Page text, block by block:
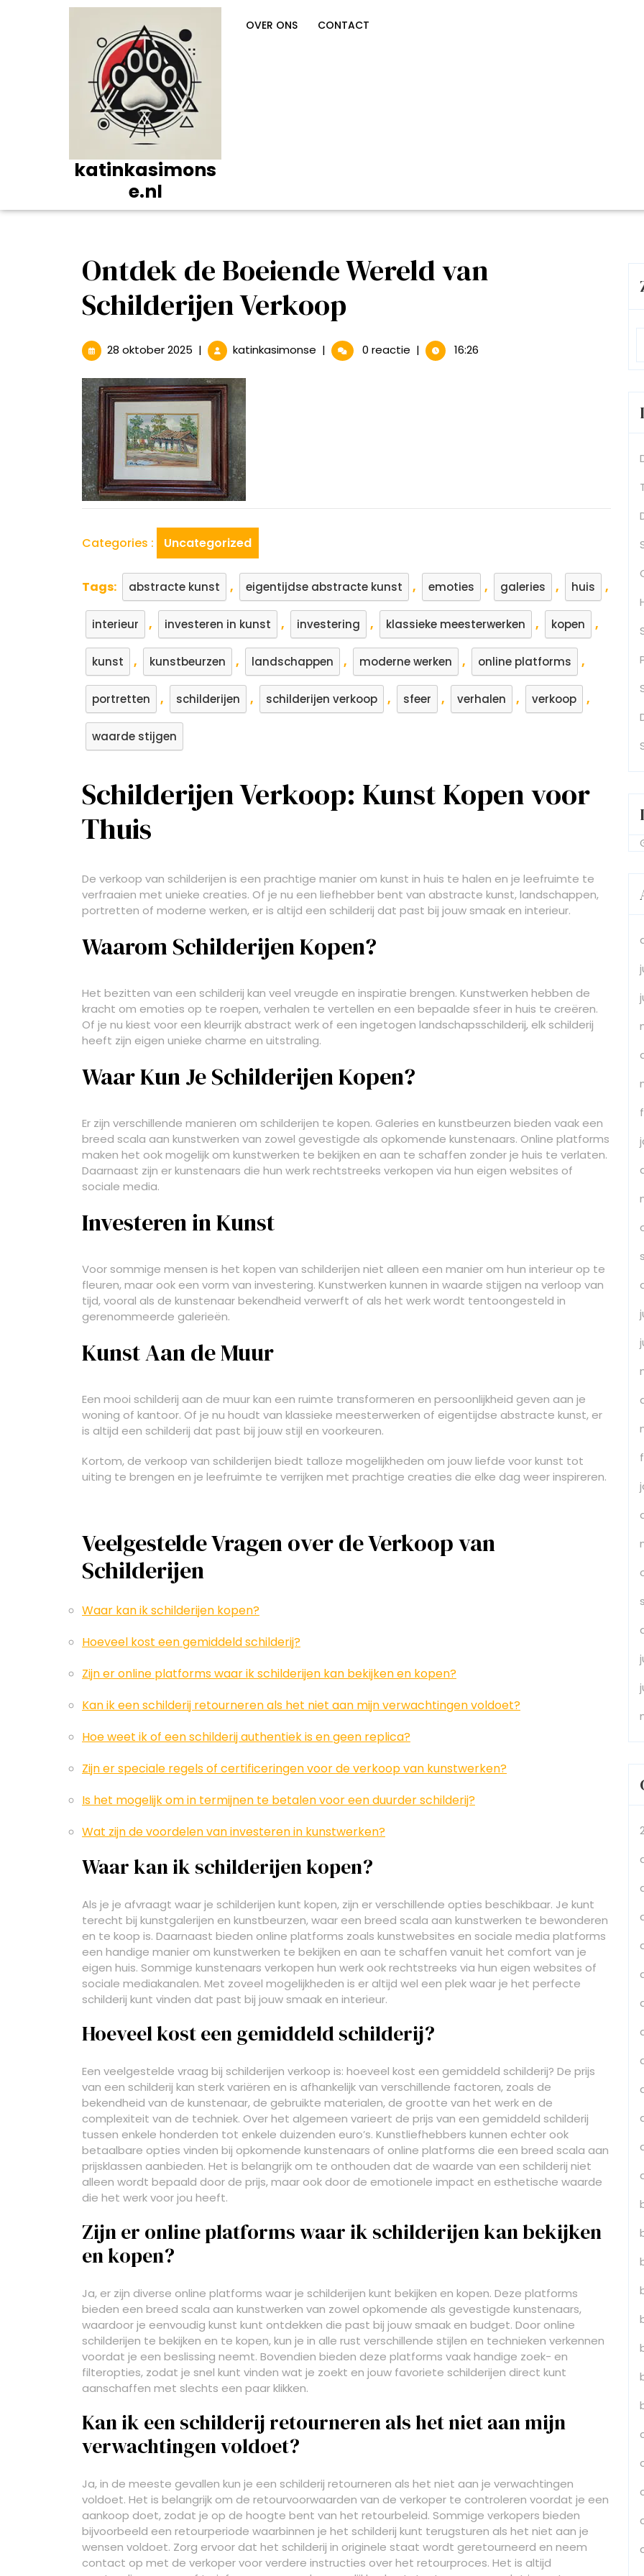
katinkasimons
e.nl
OVER ONS CONTACT
Ontdek de Boeiende Wereld van
Schilderijen Verkoop
28 oktober 2025 28
oktober
2025
| katinkasimonse Ontdek
| 0 reactie | 16:26
Categories : Uncategorized
Tags: abstracte kunst , eigentijdse abstracte kunst , emoties , galeries , huis ,
interieur , investeren in kunst , investering , klassieke meesterwerken , kopen ,
kunst , kunstbeurzen , landschappen , moderne werken , online platforms ,
portretten , schilderijen , schilderijen verkoop , sfeer , verhalen , verkoop ,
waarde stijgen
Schilderijen Verkoop: Kunst Kopen voor
Thuis
De verkoop van schilderijen is een prachtige manier om kunst in huis te halen en je leefruimte te
verfraaien met unieke creaties. Of je nu een liefhebber bent van abstracte kunst, landschappen,
portretten of moderne werken, er is altijd een schilderij dat past bij jouw smaak en interieur.
Waarom Schilderijen Kopen?
Het bezitten van een schilderij kan veel vreugde en inspiratie brengen. Kunstwerken hebben de
kracht om emoties op te roepen, verhalen te vertellen en een bepaalde sfeer in huis te creëren.
Of je nu kiest voor een kleurrijk abstract werk of een ingetogen landschapsschilderij, elk schilderij
heeft zijn eigen unieke charme en uitstraling.
Waar Kun Je Schilderijen Kopen?
Er zijn verschillende manieren om schilderijen te kopen. Galeries en kunstbeurzen bieden vaak een
breed scala aan kunstwerken van zowel gevestigde als opkomende kunstenaars. Online platforms
maken het ook mogelijk om kunstwerken te bekijken en aan te schaffen zonder je huis te verlaten.
Daarnaast zijn er kunstenaars die hun werk rechtstreeks verkopen via hun eigen websites of
sociale media.
Investeren in Kunst
Voor sommige mensen is het kopen van schilderijen niet alleen een manier om hun interieur op te
fleuren, maar ook een vorm van investering. Kunstwerken kunnen in waarde stijgen na verloop van
tijd, vooral als de kunstenaar bekendheid verwerft of als het werk wordt tentoongesteld in
gerenommeerde galerieën.
Kunst Aan de Muur
Een mooi schilderij aan de muur kan een ruimte transformeren en persoonlijkheid geven aan je
woning of kantoor. Of je nu houdt van klassieke meesterwerken of eigentijdse abstracte kunst, er
is altijd een schilderij dat past bij jouw stijl en voorkeuren.
Kortom, de verkoop van schilderijen biedt talloze mogelijkheden om jouw liefde voor kunst tot
uiting te brengen en je leefruimte te verrijken met prachtige creaties die elke dag weer inspireren.
Veelgestelde Vragen over de Verkoop van
Schilderijen
Waar kan ik schilderijen kopen?
Hoeveel kost een gemiddeld schilderij?
Zijn er online platforms waar ik schilderijen kan bekijken en kopen?
Kan ik een schilderij retourneren als het niet aan mijn verwachtingen voldoet?
Hoe weet ik of een schilderij authentiek is en geen replica?
Zijn er speciale regels of certificeringen voor de verkoop van kunstwerken?
Is het mogelijk om in termijnen te betalen voor een duurder schilderij?
Wat zijn de voordelen van investeren in kunstwerken?
Waar kan ik schilderijen kopen?
Als je je afvraagt waar je schilderijen kunt kopen, zijn er verschillende opties beschikbaar. Je kunt
terecht bij kunstgalerijen en kunstbeurzen, waar een breed scala aan kunstwerken te bewonderen
en te koop is. Daarnaast bieden online platforms zoals kunstwebsites en sociale media platforms
een handige manier om kunstwerken te bekijken en aan te schaffen vanuit het comfort van je
eigen huis. Sommige kunstenaars verkopen hun werk ook rechtstreeks via hun eigen websites of
sociale mediakanalen. Met zoveel mogelijkheden is er altijd wel een plek waar je het perfecte
schilderij kunt vinden dat past bij jouw smaak en interieur.
Hoeveel kost een gemiddeld schilderij?
Een veelgestelde vraag bij schilderijen verkoop is: hoeveel kost een gemiddeld schilderij? De prijs
van een schilderij kan sterk variëren en is afhankelijk van verschillende factoren, zoals de
bekendheid van de kunstenaar, de gebruikte materialen, de grootte van het werk en de
complexiteit van de techniek. Over het algemeen varieert de prijs van een gemiddeld schilderij
tussen enkele honderden tot enkele duizenden euro’s. Kunstliefhebbers kunnen echter ook
betaalbare opties vinden bij opkomende kunstenaars of online platforms die een breed scala aan
prijsklassen aanbieden. Het is belangrijk om te onthouden dat de waarde van een schilderij niet
alleen wordt bepaald door de prijs, maar ook door de emotionele impact en esthetische waarde
die het werk voor jou heeft.
Zijn er online platforms waar ik schilderijen kan bekijken
en kopen?
Ja, er zijn diverse online platforms waar je schilderijen kunt bekijken en kopen. Deze platforms
bieden een breed scala aan kunstwerken van zowel opkomende als gevestigde kunstenaars,
waardoor je eenvoudig kunst kunt ontdekken die past bij jouw smaak en budget. Door online
schilderijen te bekijken en te kopen, kun je in alle rust verschillende stijlen en technieken verkennen
voordat je een beslissing neemt. Bovendien bieden deze platforms vaak handige zoek- en
filteropties, zodat je snel kunt vinden wat je zoekt en jouw favoriete schilderijen direct kunt
aanschaffen met slechts een paar klikken.
Kan ik een schilderij retourneren als het niet aan mijn
verwachtingen voldoet?
Ja, in de meeste gevallen kun je een schilderij retourneren als het niet aan je verwachtingen
voldoet. Het is belangrijk om de retourvoorwaarden van de verkoper te controleren voordat je een
aankoop doet, zodat je op de hoogte bent van het retourbeleid. Sommige verkopers bieden
bijvoorbeeld een retourperiode waarbinnen je het schilderij kunt terugsturen als het niet aan je
wensen voldoet. Zorg ervoor dat het schilderij in originele staat wordt geretourneerd en neem
contact op met de verkoper voor verdere instructies over het retourproces. Het is altijd